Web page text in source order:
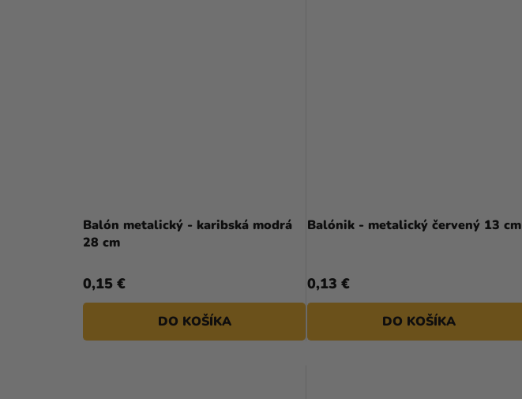
Balón metalický - karibská modrá
28 cm
0,15 €
DO KOŠÍKA
Balónik - metalický červený 13 cm
0,13 €
DO KOŠÍKA